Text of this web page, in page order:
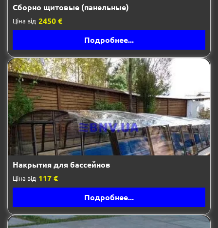
Сборно щитовые (панельные)
Ціна від 2450 €
Подробнее...
Накрытия для бассейнов
Ціна від 117 €
Подробнее...